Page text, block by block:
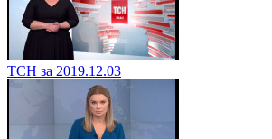
ТСН за 2019.12.03